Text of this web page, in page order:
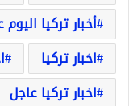
أخبار تركيا
اخبار تركيا
اخبار تركيا عاجل